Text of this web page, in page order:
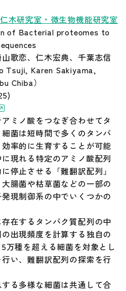
究成果）
仁木研究室・微生物機能研究室
of Bacterial proteomes to
歌恋、仁木宏典、千葉志信
Tsuji, Karen Sakiyama,
Chiba）
ミノ酸をつなぎ合わせてタ
菌は短時間で多くのタンパ
率的に生育することが可能
現れる特定のアミノ酸配列
停止させる「難翻訳配列」
腸菌や枯草菌などの一部の
現制御系の中でいくつかの
在するタンパク質配列の中
出現頻度を計算する独自の
万種を超える細菌を対象とし
い、難翻訳配列の探索を行
る多様な細菌は共通して合